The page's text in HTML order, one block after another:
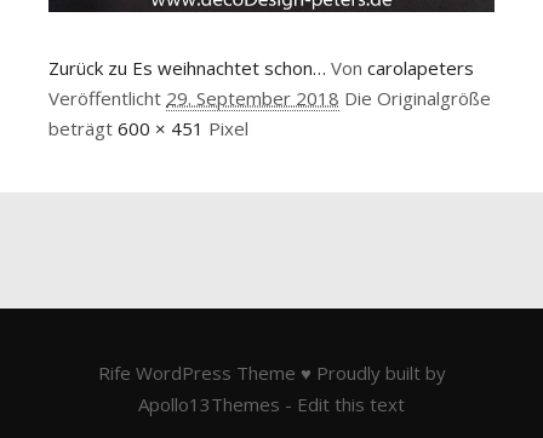
Zurück zu Es weihnachtet schon… Von carolapeters
Veröffentlicht 29. September 2018 Die Originalgröße
beträgt 600 × 451 Pixel
Rife WordPress Theme ♥ Proudly built by
Apollo13Themes - Edit this text